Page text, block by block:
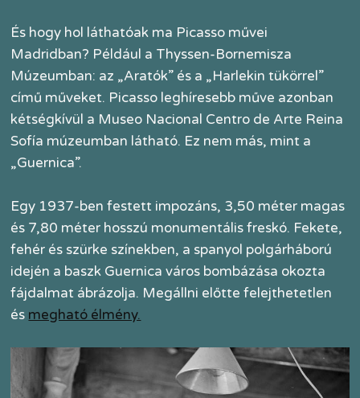
És hogy hol láthatóak ma Picasso művei
Madridban? Például a Thyssen-Bornemisza
Múzeumban: az „Aratók” és a „Harlekin tükörrel”
című műveket. Picasso leghíresebb műve azonban
kétségkívül a Museo Nacional Centro de Arte Reina
Sofía múzeumban látható. Ez nem más, mint a
„Guernica”.
Egy 1937-ben festett impozáns, 3,50 méter magas
és 7,80 méter hosszú monumentális freskó. Fekete,
fehér és szürke színekben, a spanyol polgárháború
idején a baszk Guernica város bombázása okozta
fájdalmat ábrázolja. Megállni előtte felejthetetlen
és megható élmény.